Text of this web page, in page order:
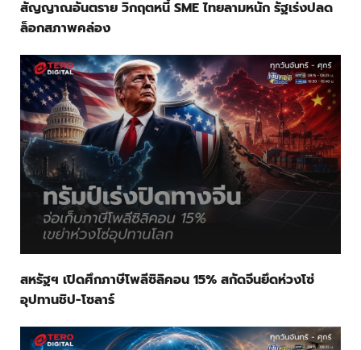
สัญญาณอันตราย วิกฤตหนี้ SME ไทยลามหนัก รัฐเร่งปลด
ล็อกสภาพคล่อง
สหรัฐฯ เปิดศึกภาษีโพลีซิลิคอน 15% สกัดจีนยึดห่วงโซ่
อุปทานชิป-โซลาร์